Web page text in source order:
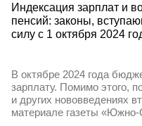
Индексация зарплат и
пенсий: законы,
силу с 1 октября 2024
В октябре 2024 года
зарплату. Помимо этого,
и других нововведениях
материале газеты «Южно-